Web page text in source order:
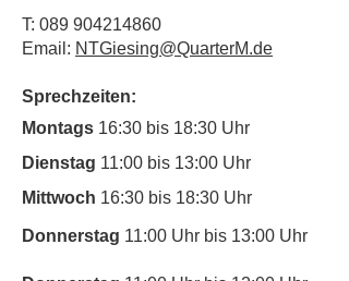
T: 089 904214860
Email: NTGiesing@QuarterM.de
Sprechzeiten:
Montags 16:30 bis 18:30 Uhr
Dienstag 11:00 bis 13:00 Uhr
Mittwoch 16:30 bis 18:30 Uhr
Donnerstag 11:00 Uhr bis 13:00 Uhr